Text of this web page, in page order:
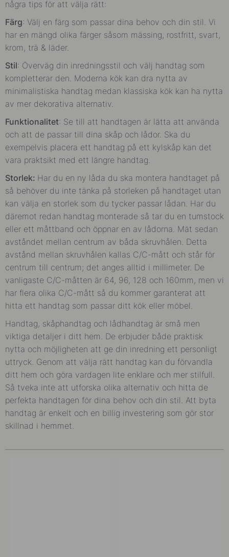
några tips för att välja rätt:
Färg: Välj en färg som passar dina behov och din stil. Vi
har en mängd olika färger såsom mässing, rostfritt, svart,
krom, trä & läder.
Stil: Överväg din inredningsstil och välj handtag som
kompletterar den. Moderna kök kan dra nytta av
minimalistiska handtag medan klassiska kök kan ha nytta
av mer dekorativa alternativ.
Funktionalitet: Se till att handtagen är lätta att använda
och att de passar till dina skåp och lådor. Ska du
exempelvis placera ett handtag på ett kylskåp kan det
vara praktsikt med ett längre handtag.
Storlek: Har du en ny låda du ska montera handtaget på
så behöver du inte tänka på storleken på handtaget utan
kan välja en storlek som du tycker passar lådan. Har du
däremot redan handtag monterade så tar du en tumstock
eller ett måttband och öppnar en av lådorna. Mät sedan
avståndet mellan centrum av båda skruvhålen. Detta
avstånd mellan skruvhålen kallas C/C-mått och står för
centrum till centrum; det anges alltid i millimeter. De
vanligaste C/C-måtten är 64, 96, 128 och 160mm, men vi
har flera olika C/C-mått så du kommer garanterat att
hitta ett handtag som passar ditt kök eller möbel.
Handtag, skåphandtag och lådhandtag är små men
viktiga detaljer i ditt hem. De erbjuder både praktisk
nytta och möjligheten att ge din inredning ett personligt
uttryck. Genom att välja rätt handtag kan du förvandla
ditt hem och göra vardagen lite enklare och mer stilfull.
Så tveka inte att utforska olika alternativ och hitta de
perfekta handtagen för dina behov och din stil. Att byta
handtag är enkelt och en billig investering som gör stor
skillnad i hemmet.